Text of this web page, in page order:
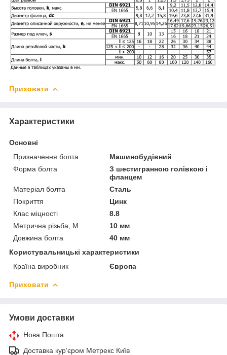
Приховати
Характеристики
Основні
Призначення болта
Машинобудівний
Форма болта
З шестигранною голівкою і
фланцем
Матеріал болта
Сталь
Покриття
Цинк
Клас міцності
8.8
Метрична різьба, М
10 мм
Довжина болта
40 мм
Користувальницькі характеристики
Країна виробник
Європа
Приховати
Умови доставки
Нова Пошта
Доставка курʼєром Метрекс Київ